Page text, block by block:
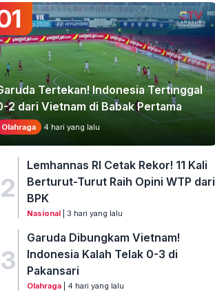
Tertekan! Indonesia Tertinggal
2 dari Vietnam di Babak Pertama
Olahraga 4 hari yang lalu
Lemhannas RI Cetak Rekor! 11 Kali
Berturut-Turut Raih Opini WTP dari
BPK
Nasional| 3 hari yang lalu
Garuda Dibungkam Vietnam!
Indonesia Kalah Telak 0-3 di
Pakansari
Olahraga| 4 hari yang lalu